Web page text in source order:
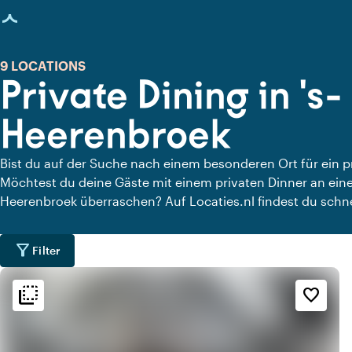
geladen
Private Dining in 's-
Heerenbroek
9 LOCATIONS
Bist du auf der Suche nach einem besonderen Ort für ein
Möchtest du deine Gäste mit einem privaten Dinner an
Heerenbroek überraschen? Auf Locaties.nl findest du
Dining-Locations für ein köstliches privates Dinner an.
filter_alt Filter
flip_to_back favorite_border
flip_to_back Ambiente und Ästhetik
style
info
Erreichbarkeit und Lage
location_city